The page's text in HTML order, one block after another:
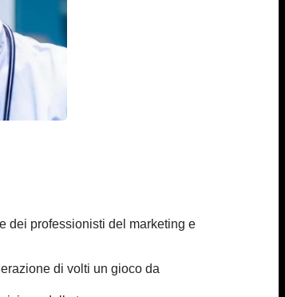
dei professionisti del marketing e
di volti un gioco da